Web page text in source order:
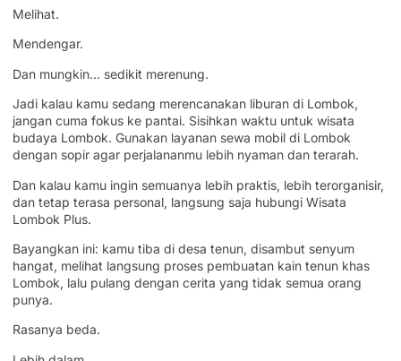
Melihat.
Mendengar.
Dan mungkin… sedikit merenung.
Jadi kalau kamu sedang merencanakan liburan di Lombok,
jangan cuma fokus ke pantai. Sisihkan waktu untuk wisata
budaya Lombok. Gunakan layanan sewa mobil di Lombok
dengan sopir agar perjalananmu lebih nyaman dan terarah.
Dan kalau kamu ingin semuanya lebih praktis, lebih terorganisir,
dan tetap terasa personal, langsung saja hubungi Wisata
Lombok Plus.
Bayangkan ini: kamu tiba di desa tenun, disambut senyum
hangat, melihat langsung proses pembuatan kain tenun khas
Lombok, lalu pulang dengan cerita yang tidak semua orang
punya.
Rasanya beda.